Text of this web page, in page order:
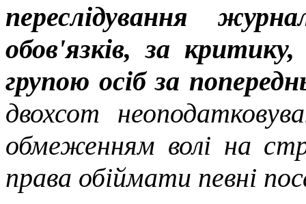
переслідування
обов'язків, за
групою осіб за
двохсот
обмеженням волі на
права обіймати певні